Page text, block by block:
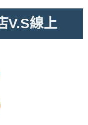
V.S線上